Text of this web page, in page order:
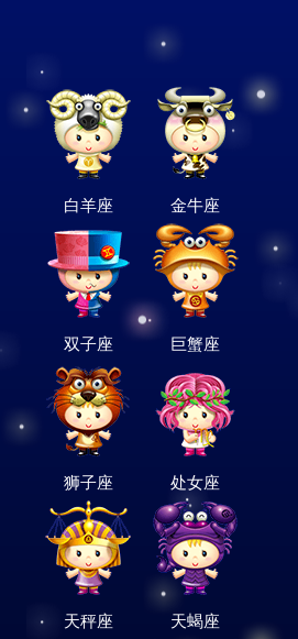
白羊座 金牛座
双子座 巨蟹座
狮子座 处女座
天秤座 天蝎座